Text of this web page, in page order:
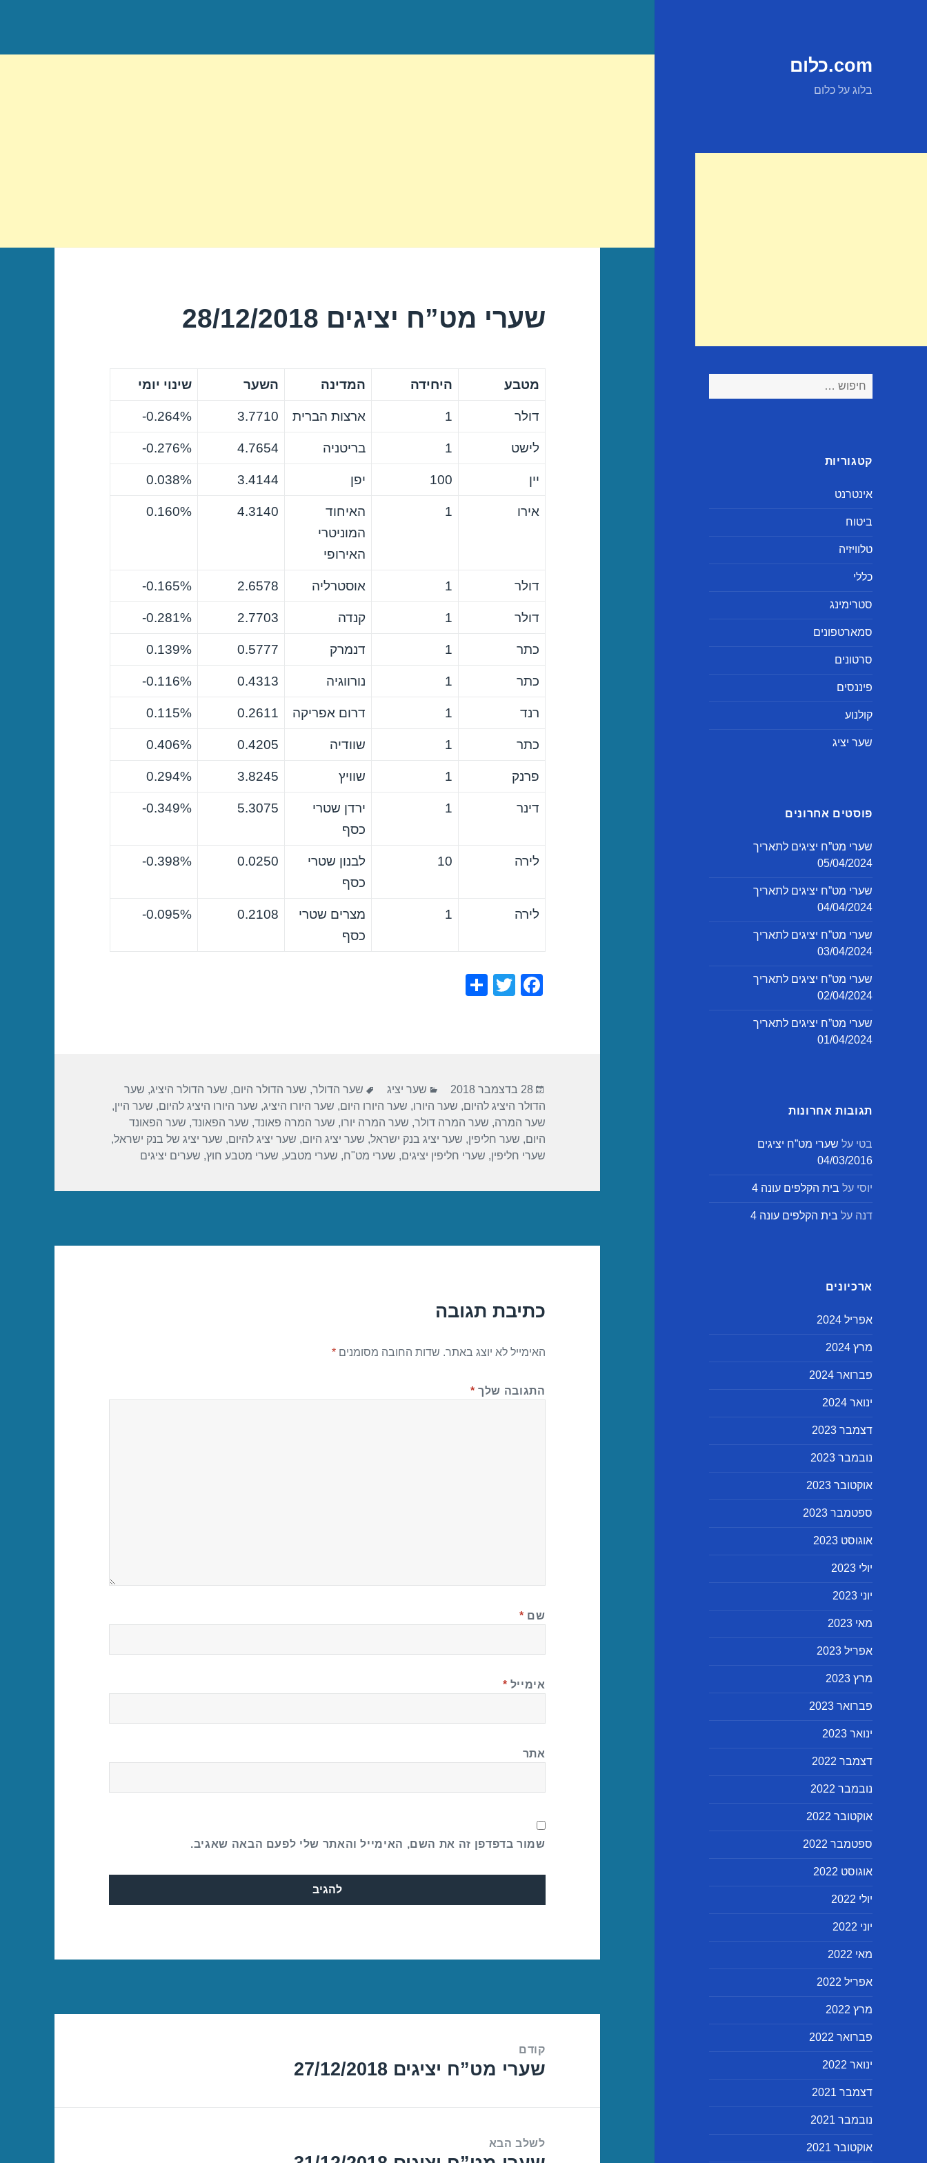
com.כלום
בלוג על כלום
חיפוש:
קטגוריות
אינטרנט
ביטוח
טלוויזיה
כללי
סטרימינג
סמארטפונים
סרטונים
פיננסים
קולנוע
שער יציג
פוסטים אחרונים
שערי מט”ח יציגים לתאריך
05/04/2024
שערי מט”ח יציגים לתאריך
04/04/2024
שערי מט”ח יציגים לתאריך
03/04/2024
שערי מט”ח יציגים לתאריך
02/04/2024
שערי מט”ח יציגים לתאריך
01/04/2024
תגובות אחרונות
בטי על שערי מט”ח יציגים
04/03/2016
יוסי על בית הקלפים עונה 4
דנה על בית הקלפים עונה 4
ארכיונים
אפריל 2024
מרץ 2024
פברואר 2024
ינואר 2024
דצמבר 2023
נובמבר 2023
אוקטובר 2023
ספטמבר 2023
אוגוסט 2023
יולי 2023
יוני 2023
מאי 2023
אפריל 2023
מרץ 2023
פברואר 2023
ינואר 2023
דצמבר 2022
נובמבר 2022
אוקטובר 2022
ספטמבר 2022
אוגוסט 2022
יולי 2022
יוני 2022
מאי 2022
אפריל 2022
מרץ 2022
פברואר 2022
ינואר 2022
דצמבר 2021
נובמבר 2021
אוקטובר 2021
שערי מט”ח יציגים 28/12/2018
מטבע היחידה המדינה השער שינוי יומי
דולר 1 ארצות הברית 3.7710
0.264%-
לישט 1 בריטניה 4.7654
0.276%-
יין 100 יפן 3.4144
0.038%
אירו 1
האיחוד
המוניטרי
האירופי
4.3140
0.160%
דולר 1 אוסטרליה 2.6578
0.165%-
דולר 1 קנדה 2.7703
0.281%-
כתר 1 דנמרק 0.5777
0.139%
כתר 1 נורווגיה 0.4313
0.116%-
רנד 1 דרום אפריקה 0.2611
0.115%
כתר 1 שוודיה 0.4205
0.406%
פרנק 1 שוויץ 3.8245
0.294%
דינר 1
ירדן שטרי
כסף
5.3075
0.349%-
לירה 10
לבנון שטרי
כסף
0.0250
0.398%-
לירה 1
מצרים שטרי
כסף
0.2108
0.095%-
F
o
o
k
T
פורסם
בתאריך
28 בדצמבר 2018 קטגוריות
שער יציג תגיות
שער הדולר, שער הדולר היום, שער הדולר היציג, שער
הדולר היציג להיום, שער היורו, שער היורו היום, שער היורו היציג, שער היורו היציג להיום, שער היין,
שער המרה, שער המרה דולר, שער המרה יורו, שער המרה פאונד, שער הפאונד, שער הפאונד
היום, שער חליפין, שער יציג בנק ישראל, שער יציג היום, שער יציג להיום, שער יציג של בנק ישראל,
שערי חליפין, שערי חליפין יציגים, שערי מט"ח, שערי מטבע, שערי מטבע חוץ, שערים יציגים
כתיבת תגובה
האימייל לא יוצג באתר. שדות החובה מסומנים*
התגובה שלך *
שם *
אימייל *
אתר
שמור בדפדפן זה את השם, האימייל והאתר שלי לפעם הבאה שאגיב.
קודם
הפוסט
שערי מט”ח יציגים 27/12/2018
לשלב הבא